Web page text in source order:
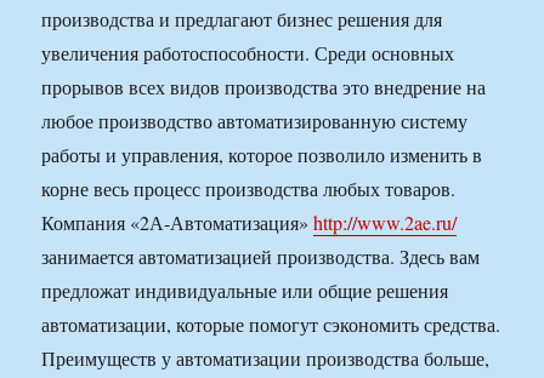
производства и предлагают бизнес решения для
увеличения работоспособности. Среди основных
прорывов всех видов производства это внедрение на
любое производство автоматизированную систему
работы и управления, которое позволило изменить в
корне весь процесс производства любых товаров.
Компания «2А-Автоматизация»http://www.2ae.ru/
занимается автоматизацией производства. Здесь вам
предложат индивидуальные или общие решения
автоматизации, которые помогут сэкономить средства.
Преимуществ у автоматизации производства больше,